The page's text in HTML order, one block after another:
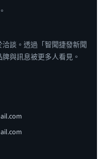
談。透過「智聞捷發新聞
與訊息被更多人看見。